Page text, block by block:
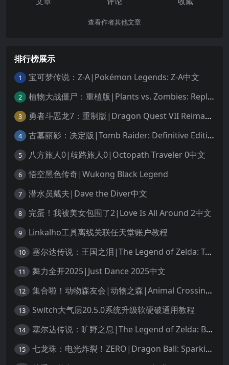
查看作者其他文章
排行榜展示
1 宝可梦传说：Z-A|Pokémon Legends: Z-A中文
2 植物大战僵尸：重植版|Plants vs. Zombies: Replanted中文
3 勇者斗恶龙7：重制版|Dragon Quest VII Reimagined中文
4 古墓丽影：决定版|Tomb Raider: Definitive Edition中文
5 八方旅人0|歧路旅人0|Octopath Traveler 0中文
6 悟空黑色传奇|Wukong Black Legend
7 潜水员戴夫|Dave the Diver中文
8 完蛋！我被美女包围了2|Love Is All Around 2中文
9 Linkalho工具离线关联任天堂账户教程
10 塞尔达传说：王国之泪|The Legend of Zelda: Tears of the Kingdom中文
11 舞力全开2025|Just Dance 2025中文
12 集合啦！动物森友会|动物之森|Animal Crossing: New Horizons中文
13 Switch大气层20.5.0系统升级软硬破通用教程
14 塞尔达传说：旷野之息|The Legend of Zelda: Breath of the Wild中文
15 七龙珠：电光炸裂！ZERO|Dragon Ball: Sparking! Zero中文